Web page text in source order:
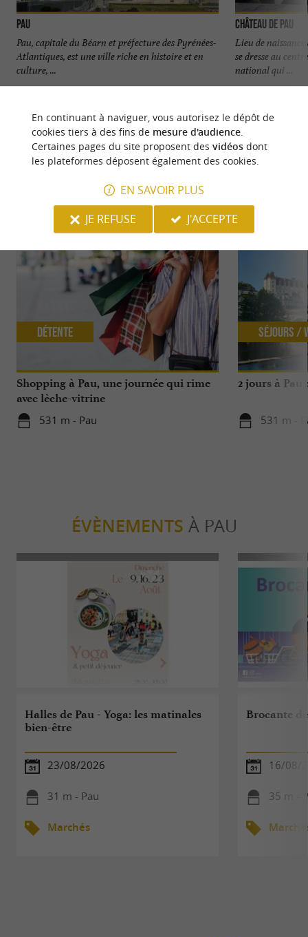
Pau
Pau, capitale du Béarn et préfecture des Pyrénées-
Atlantiques, est une ville riche en histoire et en
culture, ...
Château de Pau
Lieu de
se dresse au
national qui ...
NOUS AVONS TESTÉPOUR VOUS
Shopping à Pau, une journée qui rime
avec lèche-vitrine
531 m - Pau
Détente
2 jours à
531 m -
Séjours /
ÉVÈNEMENTS À PAU
Halles de Pau - Yoga: les matinales
bien-être
23/08/2026
31 m - Pau
Marchés
Brocante
16/08/
35 m -
En continuant à naviguer, vous autorisez le dépôt de
cookies tiers à des fins de mesure d'audience.
Certaines pages du site proposent des vidéosdont
les plateformes déposent également des cookies.
EN SAVOIR PLUS
JE REFUSE
J'ACCEPTE